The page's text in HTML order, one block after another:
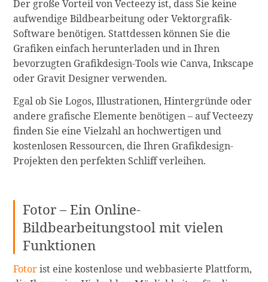
Der große Vorteil von Vecteezy ist, dass Sie keine
aufwendige Bildbearbeitung oder Vektorgrafik-
Software benötigen. Stattdessen können Sie die
Grafiken einfach herunterladen und in Ihren
bevorzugten Grafikdesign-Tools wie Canva, Inkscape
oder Gravit Designer verwenden.
Egal ob Sie Logos, Illustrationen, Hintergründe oder
andere grafische Elemente benötigen – auf Vecteezy
finden Sie eine Vielzahl an hochwertigen und
kostenlosen Ressourcen, die Ihren Grafikdesign-
Projekten den perfekten Schliff verleihen.
Fotor – Ein Online-
Bildbearbeitungstool mit vielen
Funktionen
Fotorist eine kostenlose und webbasierte Plattform,